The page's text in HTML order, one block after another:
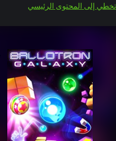
تخطي إلى المحتوى الرئيسي